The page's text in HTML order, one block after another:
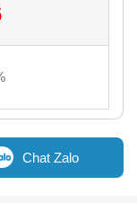
Chat Zalo